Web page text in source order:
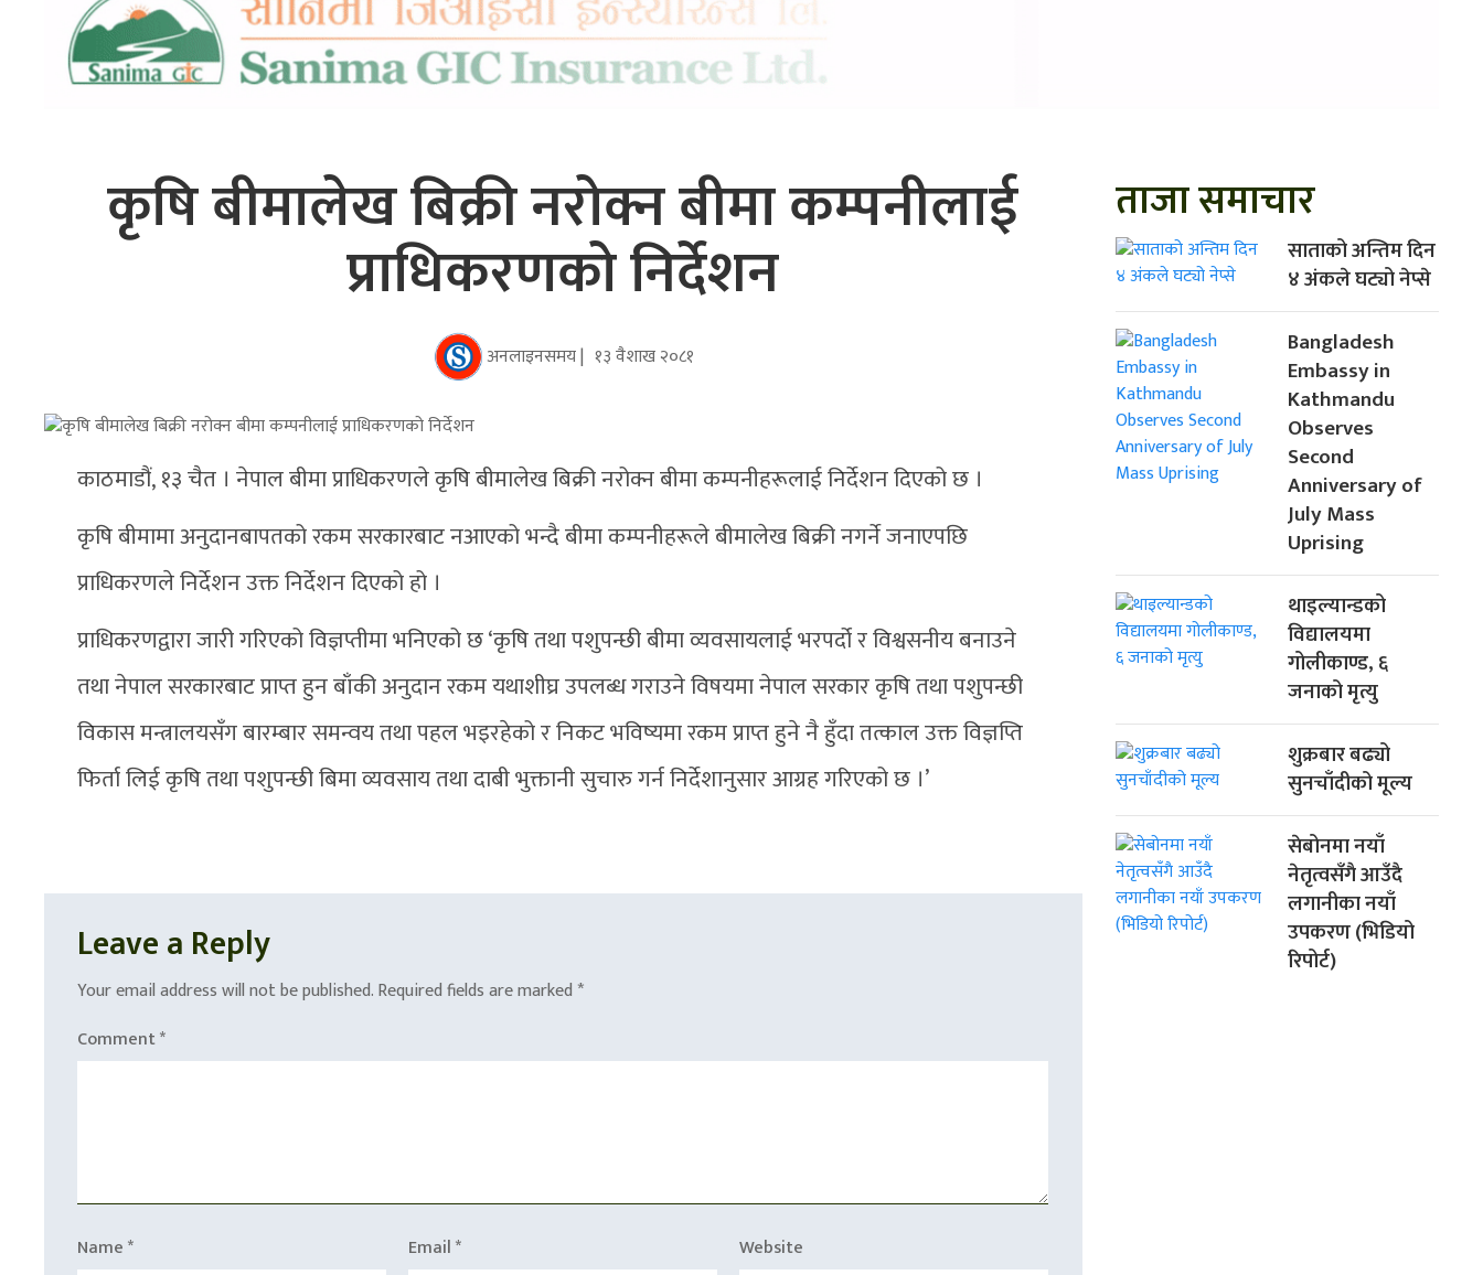
कृषि बीमालेख बिक्री नरोक्न बीमा कम्पनीलाई
प्राधिकरणको निर्देशन
अनलाइनसमय | १३ वैशाख २०८१
काठमाडौं, १३ चैत । नेपाल बीमा प्राधिकरणले कृषि बीमालेख बिक्री नरोक्न बीमा कम्पनीहरूलाई निर्देशन दिएको छ ।
कृषि बीमामा अनुदानबापतको रकम सरकारबाट नआएको भन्दै बीमा कम्पनीहरूले बीमालेख बिक्री नगर्ने जनाएपछि
प्राधिकरणले निर्देशन उक्त निर्देशन दिएको हो ।
प्राधिकरणद्वारा जारी गरिएको विज्ञप्तीमा भनिएको छ ‘कृषि तथा पशुपन्छी बीमा व्यवसायलाई भरपर्दो र विश्वसनीय बनाउने
तथा नेपाल सरकारबाट प्राप्त हुन बाँकी अनुदान रकम यथाशीघ्र उपलब्ध गराउने विषयमा नेपाल सरकार कृषि तथा पशुपन्छी
विकास मन्त्रालयसँग बारम्बार समन्वय तथा पहल भइरहेको र निकट भविष्यमा रकम प्राप्त हुने नै हुँदा तत्काल उक्त विज्ञप्ति
फिर्ता लिई कृषि तथा पशुपन्छी बिमा व्यवसाय तथा दाबी भुक्तानी सुचारु गर्न निर्देशानुसार आग्रह गरिएको छ ।’
Leave a Reply
Your email address will not be published.Required fields are marked *
Comment*
Name* Email* Website
ताजा समाचार
साताको अन्तिम दिन
४ अंकले घट्यो नेप्से
Bangladesh
Embassy in
Kathmandu
Observes
Second
Anniversary of
July Mass
Uprising
थाइल्यान्डको
विद्यालयमा
गोलीकाण्ड, ६
जनाको मृत्यु
शुक्रबार बढ्यो
सुनचाँदीको मूल्य
सेबोनमा नयाँ
नेतृत्वसँगै आउँदै
लगानीका नयाँ
उपकरण (भिडियो
रिपोर्ट)